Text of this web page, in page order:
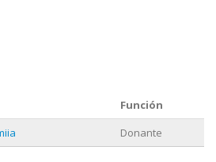
Función
Donante